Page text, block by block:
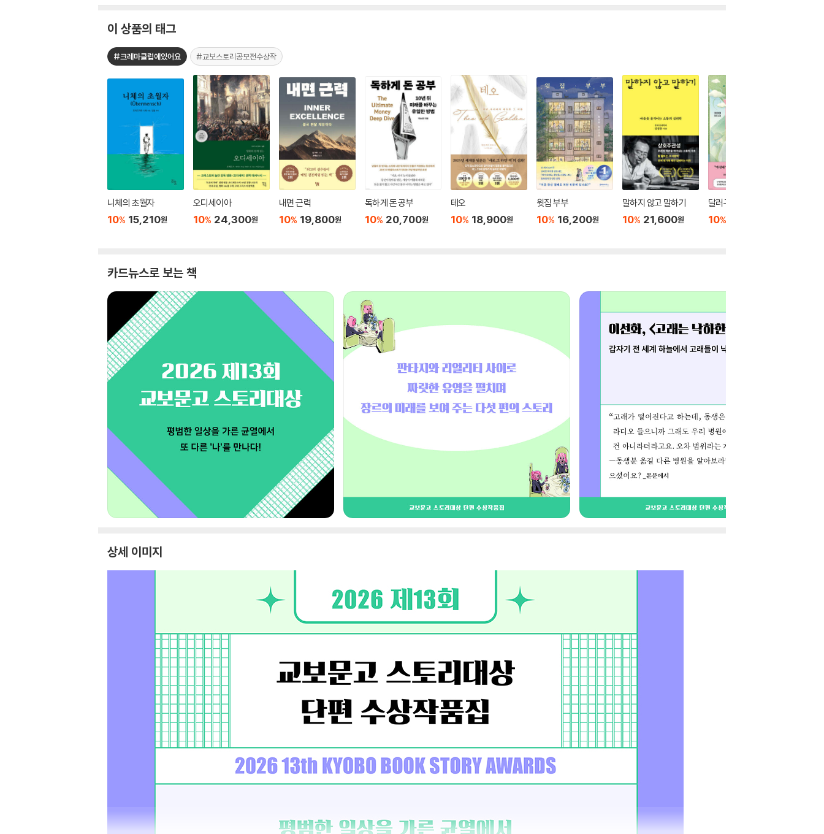
이 상품의 태그
#크레마클럽에있어요 #교보스토리공모전수상작
니체의 초월자
10% 15,210원
오디세이아
10% 24,300원
내면 근력
10% 19,800원
독하게 돈 공부
10% 20,700원
테오
10% 18,900원
윗집 부부
10% 16,200원
말하지 않고 말하기
10% 21,600원
달러구트 꿈 백화점 0
10%
카드뉴스로 보는 책
상세 이미지